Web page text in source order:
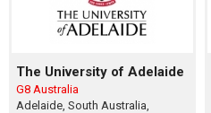
The University of Adelaide
G8 Australia
Adelaide, South Australia,